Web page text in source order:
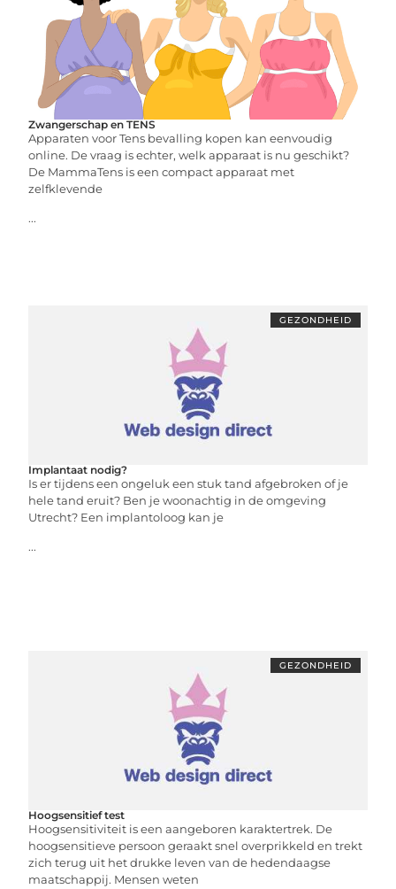
Zwangerschap en TENS
Apparaten voor Tens bevalling kopen kan eenvoudig
online. De vraag is echter, welk apparaat is nu geschikt?
De MammaTens is een compact apparaat met
zelfklevende
...
GEZONDHEID
Implantaat nodig?
Is er tijdens een ongeluk een stuk tand afgebroken of je
hele tand eruit? Ben je woonachtig in de omgeving
Utrecht? Een implantoloog kan je
...
GEZONDHEID
Hoogsensitief test
Hoogsensitiviteit is een aangeboren karaktertrek. De
hoogsensitieve persoon geraakt snel overprikkeld en trekt
zich terug uit het drukke leven van de hedendaagse
maatschappij. Mensen weten